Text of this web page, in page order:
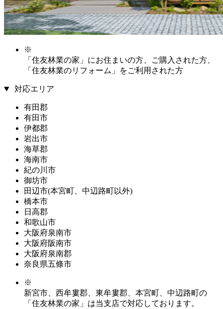
※
「住友林業の家」にお住まいの方、ご購入された方、
「住友林業のリフォーム」をご利用された方
対応エリア
有田郡
有田市
伊都郡
岩出市
海草郡
海南市
紀の川市
御坊市
田辺市(本宮町、中辺路町以外)
橋本市
日高郡
和歌山市
大阪府泉南市
大阪府阪南市
大阪府泉南郡
奈良県五條市
※
新宮市、西牟婁郡、東牟婁郡、本宮町、中辺路町の
「住友林業の家」は当支店で対応しております。